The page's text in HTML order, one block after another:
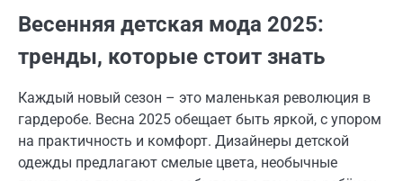
Весенняя детская мода 2025:
тренды, которые стоит знать
Каждый новый сезон – это маленькая революция в
гардеробе. Весна 2025 обещает быть яркой, с упором
на практичность и комфорт. Дизайнеры детской
одежды предлагают смелые цвета, необычные